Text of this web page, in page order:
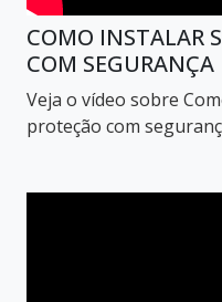
COMO INSTALAR
COM SEGURANÇA
Veja o vídeo sobre
proteção com